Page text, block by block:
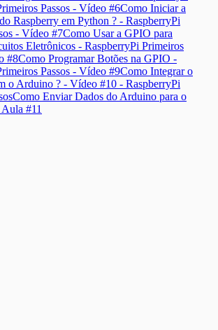
Passos - Vídeo #6Como Iniciar a
Raspberry em Python ? - RaspberryPi
- Vídeo #7Como Usar a GPIO para
Eletrônicos - RaspberryPi Primeiros
#8Como Programar Botões na GPIO -
Passos - Vídeo #9Como Integrar o
o Arduino ? - Vídeo #10 - RaspberryPi
Como Enviar Dados do Arduino para o
#11